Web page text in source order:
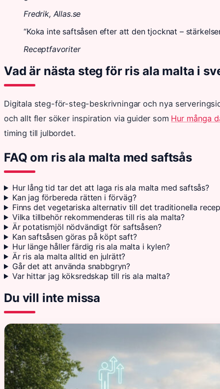
Fredrik, Allas.se
“Koka inte saftsåsen efter att den tjocknat –
Receptfavoriter
Vad är nästa steg för ris ala malta i
Digitala steg-för-steg-beskrivningar och nya
och allt fler söker inspiration via guider som Hur många
timing till julbordet.
FAQ om ris ala malta med saftsås
Hur lång tid tar det att laga ris ala malta med saftsås?
Kan jag förbereda rätten i förväg?
Finns det vegetariska alternativ till det traditionella
Vilka tillbehör rekommenderas till ris ala malta?
Är potatismjöl nödvändigt för saftsåsen?
Kan saftsåsen göras på köpt saft?
Hur länge håller färdig ris ala malta i kylen?
Är ris ala malta alltid en julrätt?
Går det att använda snabbgryn?
Var hittar jag köksredskap till ris ala malta?
Du vill inte missa